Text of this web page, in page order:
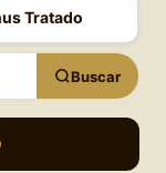
Tratado
Buscar